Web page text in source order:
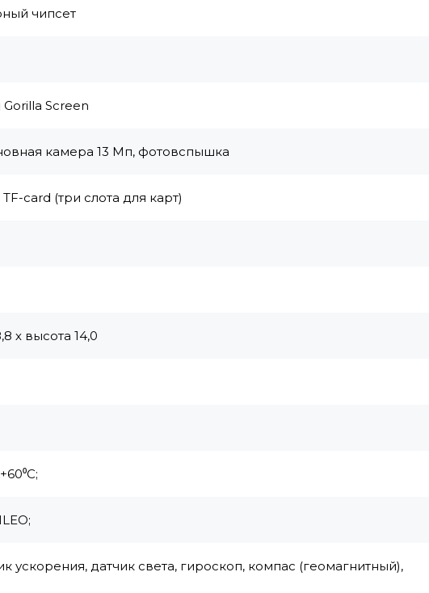
чипсет
Screen
камера 13 Мп, фотовспышка
card (три слота для карт)
х высота 14,0
ускорения, датчик света, гироскоп, компас (геомагнитный),